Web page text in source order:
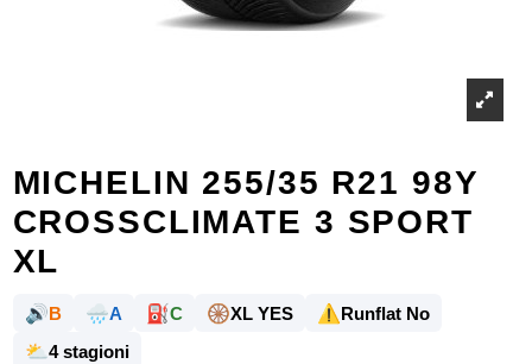
MICHELIN 255/35 R21 98Y
CROSSCLIMATE 3 SPORT
XL
🔊B 🌧️A ⛽C 🛞XL YES ⚠️Runflat No
⛅ 4 stagioni